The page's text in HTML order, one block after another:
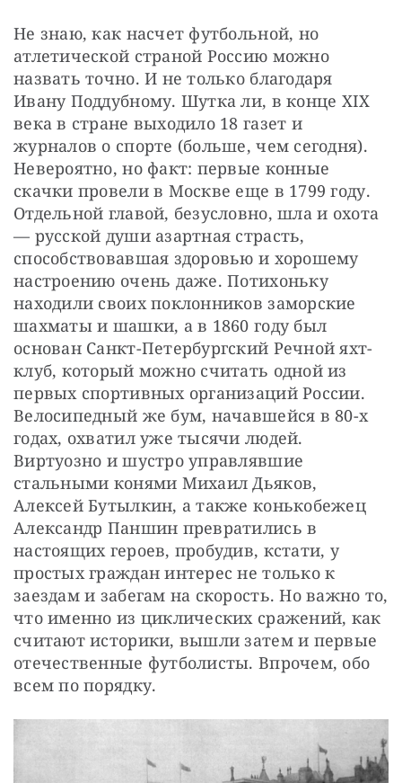
Не знаю, как насчет футбольной, но
атлетической страной Россию можно
назвать точно. И не только благодаря
Ивану Поддубному. Шутка ли, в конце XIX
века в стране выходило 18 газет и
журналов о спорте (больше, чем сегодня).
Невероятно, но факт: первые конные
скачки провели в Москве еще в 1799 году.
Отдельной главой, безусловно, шла и охота
— русской души азартная страсть,
способствовавшая здоровью и хорошему
настроению очень даже. Потихоньку
находили своих поклонников заморские
шахматы и шашки, а в 1860 году был
основан Санкт-Петербургский Речной яхт-
клуб, который можно считать одной из
первых спортивных организаций России.
Велосипедный же бум, начавшейся в 80-х
годах, охватил уже тысячи людей.
Виртуозно и шустро управлявшие
стальными конями Михаил Дьяков,
Алексей Бутылкин, а также конькобежец
Александр Паншин превратились в
настоящих героев, пробудив, кстати, у
простых граждан интерес не только к
заездам и забегам на скорость. Но важно то,
что именно из циклических сражений, как
считают историки, вышли затем и первые
отечественные футболисты. Впрочем, обо
всем по порядку.